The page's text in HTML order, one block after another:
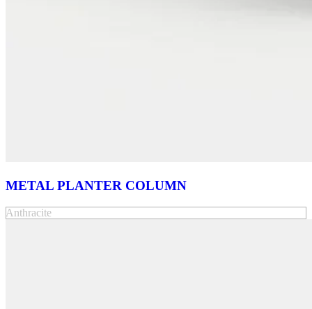
METAL PLANTER COLUMN
Anthracite